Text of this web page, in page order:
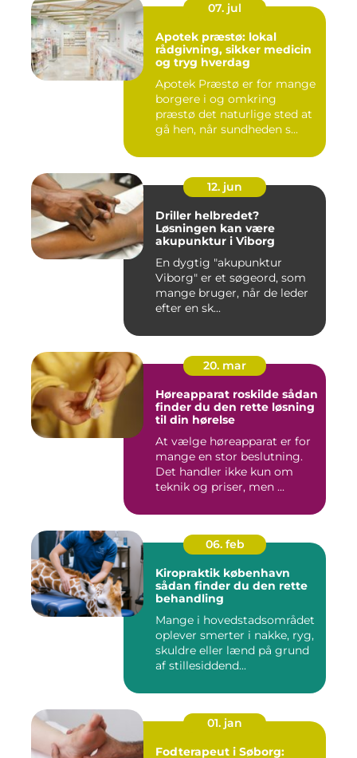
07. jul
Apotek præstø: lokal
rådgivning, sikker medicin
og tryg hverdag
Apotek Præstø er for mange
borgere i og omkring
præstø det naturlige sted at
gå hen, når sundheden s...
12. jun
Driller helbredet?
Løsningen kan være
akupunktur i Viborg
En dygtig "akupunktur
Viborg" er et søgeord, som
mange bruger, når de leder
efter en sk...
20. mar
Høreapparat roskilde sådan
finder du den rette løsning
til din hørelse
At vælge høreapparat er for
mange en stor beslutning.
Det handler ikke kun om
teknik og priser, men ...
06. feb
Kiropraktik københavn
sådan finder du den rette
behandling
Mange i hovedstadsområdet
oplever smerter i nakke, ryg,
skuldre eller lænd på grund
af stillesiddend...
01. jan
Fodterapeut i Søborg: